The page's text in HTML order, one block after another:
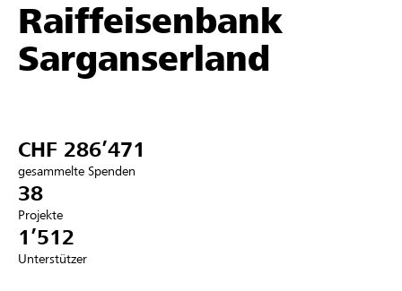
Unterstützen
Hilfe & Support
Anmelden
Raiffeisenbank
Sarganserland
CHF 286’471
gesammelte Spenden
38
Projekte
1’512
Unterstützer